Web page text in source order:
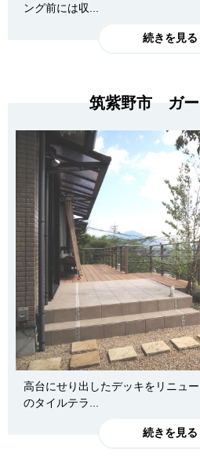
ング前には収...
続きを見る
筑紫野市 ガー
高台にせり出したデッキをリニュ
のタイルテラ...
続きを見る